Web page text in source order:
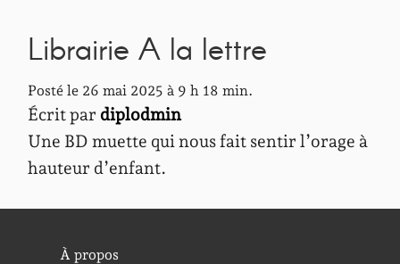
Librairie A la lettre
Posté le 26 mai 2025 à 9 h 18 min.
Écrit par diplodmin
Une BD muette qui nous fait sentir l’orage à
hauteur d’enfant.
À propos